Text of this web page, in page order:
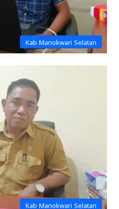
Kab Manokwari Selatan
Kab Manokwari Selatan